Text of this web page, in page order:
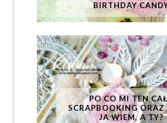
BIRTHDAY
PO CO MI TEN
SCRAPBOOKING ORAZ
JA WIEM, A TY?